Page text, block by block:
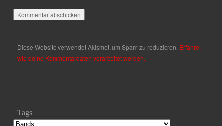
Diese Website verwendet Akismet, um Spam zu reduzieren. Erfahre,
wie deine Kommentardaten verarbeitet werden.
Tags